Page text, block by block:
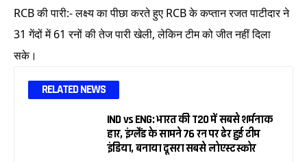
RCB की पारी:- लक्ष्य का पीछा करते हुए RCB के कप्तान रजत पाटीदार ने
31 गेंदों में 61 रनों की तेज पारी खेली, लेकिन टीम को जीत नहीं दिला
सके।
RELATED NEWS
IND vs ENG: भारत की T20 में सबसे शर्मनाक
हार, इंग्लैंड के सामने 76 रन पर ढेर हुई टीम
इंडिया, बनाया दूसरा सबसे लोएस्ट स्कोर